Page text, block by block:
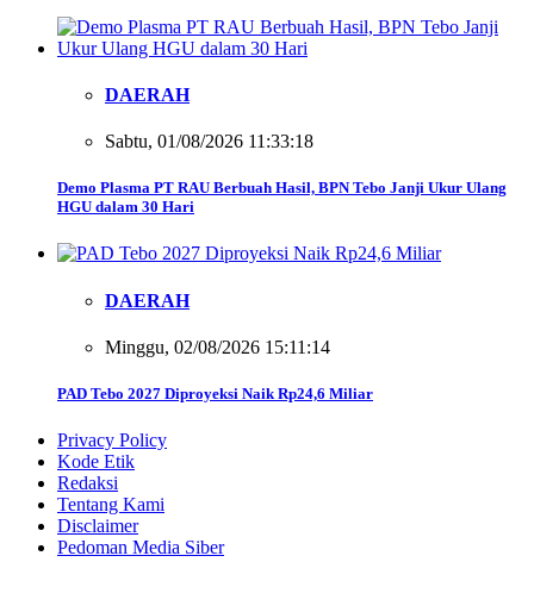
DAERAH
Sabtu, 01/08/2026 11:33:18
Demo Plasma PT RAU Berbuah Hasil, BPN Tebo Janji Ukur Ulang
HGU dalam 30 Hari
DAERAH
Minggu, 02/08/2026 15:11:14
PAD Tebo 2027 Diproyeksi Naik Rp24,6 Miliar
Privacy Policy
Kode Etik
Redaksi
Tentang Kami
Disclaimer
Pedoman Media Siber